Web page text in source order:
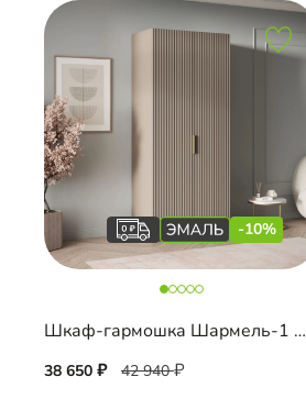
-10%
Шкаф-гармошка Шармель-1 Лайф Эмаль
38 650 42 940